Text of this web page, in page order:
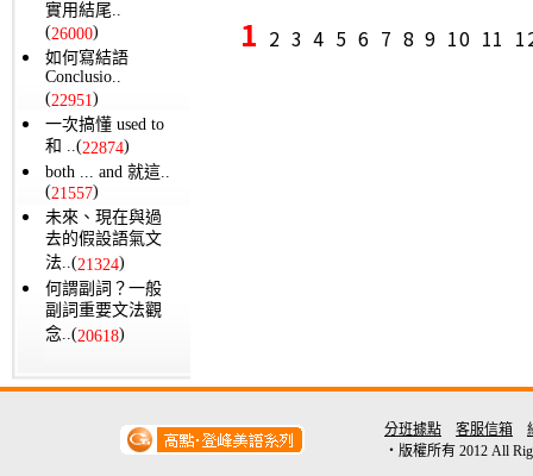
實用結尾..
(26000)
如何寫結語
Conclusio..
(22951)
一次搞懂 used to
和 ..(22874)
both ... and 就這..
(21557)
未來、現在與過
去的假設語氣文
法..(21324)
何謂副詞？一般
副詞重要文法觀
念..(20618)
1 2 3 4 5 6 7 8 9 10 11
分班據點 客服信箱
‧版權所有 2012 All